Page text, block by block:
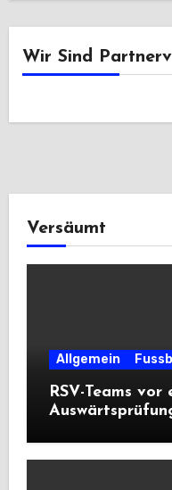
Wir Sind
Versäumt
Allgemein
RSV-Teams vor